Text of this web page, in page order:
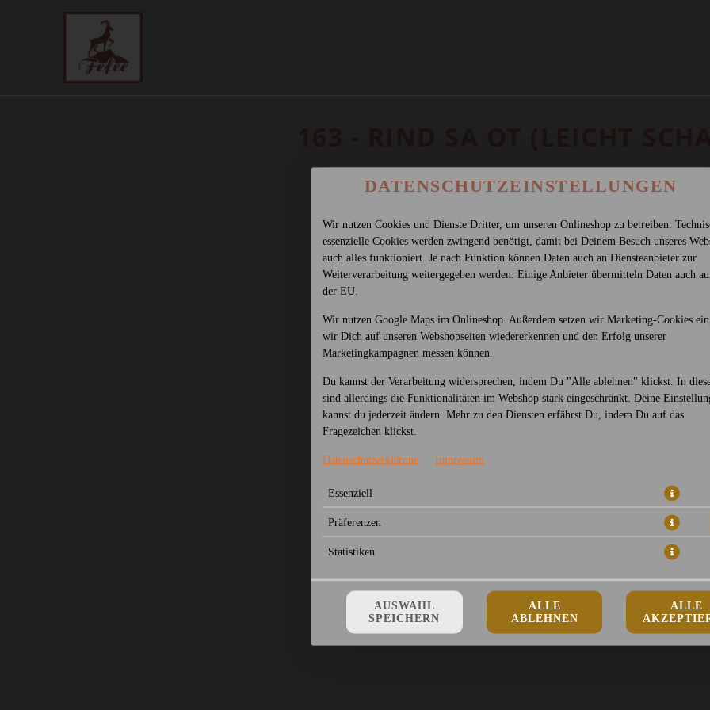
DATENSCHUTZEINSTELLUNGEN
Wir nutzen Cookies und Dienste Dritter, um unseren Onlineshop zu betreiben.
essenzielle Cookies werden zwingend benötigt, damit bei Deinem Besuch unseres
auch alles funktioniert. Je nach Funktion können Daten auch an Diensteanbieter zur
Weiterverarbeitung weitergegeben werden. Einige Anbieter übermitteln Daten auch
der EU.
Wir nutzen Google Maps im Onlineshop. Außerdem setzen wir Marketing-Cookies
wir Dich auf unseren Webshopseiten wiedererkennen und den Erfolg unserer
Marketingkampagnen messen können.
Du kannst der Verarbeitung widersprechen, indem Du "Alle ablehnen" klickst. In
sind allerdings die Funktionalitäten im Webshop stark eingeschränkt. Deine
kannst du jederzeit ändern. Mehr zu den Diensten erfährst Du, indem Du auf das
Fragezeichen klickst.
Datenschutzerklärung Impressum
Essenziell
Präferenzen
Statistiken
AUSWAHL
SPEICHERN
ALLE
ABLEHNEN
ALLE